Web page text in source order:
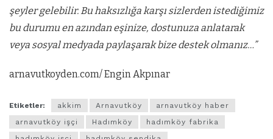
şeyler gelebilir. Bu haksızlığa karşı sizlerden istediğimiz
bu durumu en azından eşinize, dostunuza anlatarak
veya sosyal medyada paylaşarak bize destek olmanız…”
arnavutkoyden.com/ Engin Akpınar
Etiketler: akkim Arnavutköy
arnavutköy haber
arnavutköy işçi
Hadımköy
hadımköy fabrika